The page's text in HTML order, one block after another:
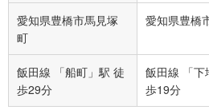
愛知県豊橋市馬見塚
町
愛知県豊橋
飯田線 「船町」駅 徒
歩29分
飯田線 「下
歩19分